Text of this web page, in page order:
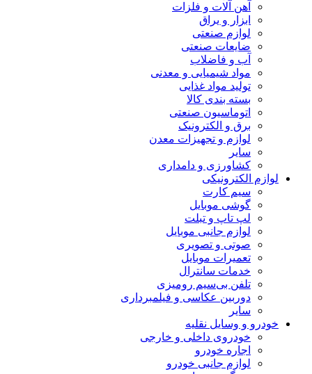
آهن آلات و فلزات
ابزار و یراق
لوازم صنعتی
ضایعات صنعتی
آب و فاضلاب
مواد شیمیایی و معدنی
تولید مواد غذایی
بسته بندی کالا
اتوماسیون صنعتی
برق و الکترونیک
لوازم و تجهیزات معدن
سایر
کشاورزی و دامداری
لوازم الکترونیکی
سیم کارت
گوشی موبایل
لپ تاپ و تبلت
لوازم جانبی موبایل
صوتی و تصویری
تعمیرات موبایل
خدمات سانترال
تلفن بی‌سیم رومیزی
دوربین عکاسی و فیلمبرداری
سایر
خودرو و وسایل نقلیه
خودروی داخلی و خارجی
اجاره خودرو
لوازم جانبی خودرو